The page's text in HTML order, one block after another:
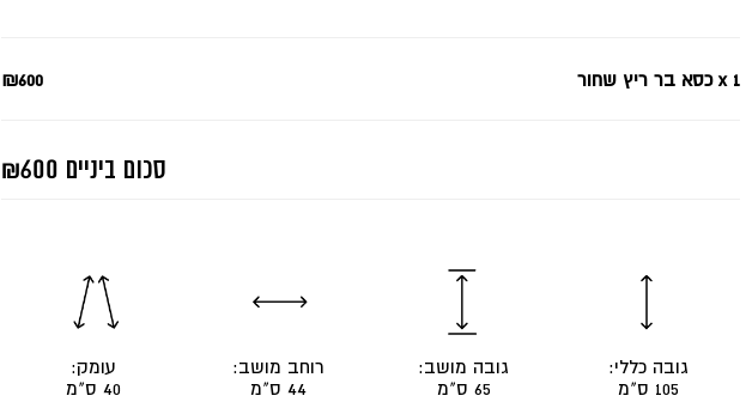
x 1כסא בר ריץ שחור ₪600
סכום ביניים ₪600
גובה כללי:
105 ס"מ
גובה מושב:
65 ס"מ
רוחב מושב:
44 ס"מ
עומק:
40 ס"מ